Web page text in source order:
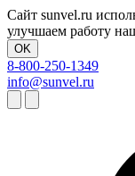
Сайт sunvel.ru
улучшаем работу
OK
8-800-250-1349
info@sunvel.ru